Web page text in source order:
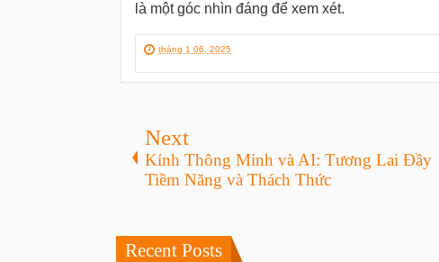
là một góc nhìn đáng để xem xét.
tháng 1 06, 2025
Next
Kính Thông Minh và AI: Tương Lai Đầy
Tiềm Năng và Thách Thức
Recent Posts